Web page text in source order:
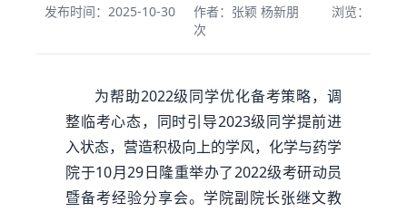
发布时间：2025-10-30 作者：张颖 杨新朋
浏览：
次
为帮助2022级同学优化备考策略，调
整临考心态，同时引导2023级同学提前进
入状态，营造积极向上的学风，化学与药学
院于10月29日隆重举办了2022级考研动员
暨备考经验分享会。学院副院长张继文教